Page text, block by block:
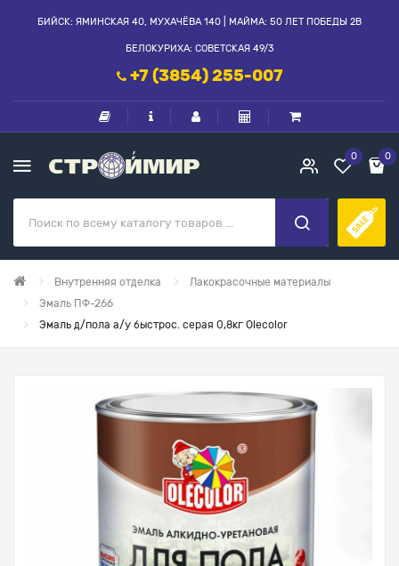
БИЙСК: ЯМИНСКАЯ 40, МУХАЧЁВА 140 | МАЙМА: 50 ЛЕТ ПОБЕДЫ 2В
БЕЛОКУРИХА: СОВЕТСКАЯ 49/3
+7 (3854) 255-007
0 0
Внутренняя отделка
Лакокрасочные материалы
Эмаль ПФ-266
Эмаль д/пола а/у быстрос. серая 0,8кг Olecolor